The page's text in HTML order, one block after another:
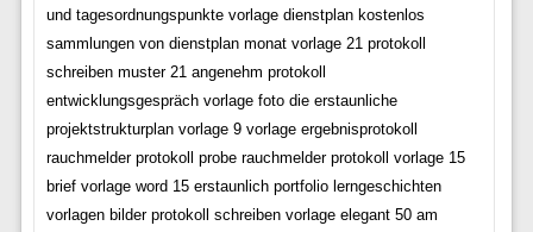
und tagesordnungspunkte vorlage dienstplan kostenlos
sammlungen von dienstplan monat vorlage 21 protokoll
schreiben muster 21 angenehm protokoll
entwicklungsgespräch vorlage foto die erstaunliche
projektstrukturplan vorlage 9 vorlage ergebnisprotokoll
rauchmelder protokoll probe rauchmelder protokoll vorlage 15
brief vorlage word 15 erstaunlich portfolio lerngeschichten
vorlagen bilder protokoll schreiben vorlage elegant 50 am